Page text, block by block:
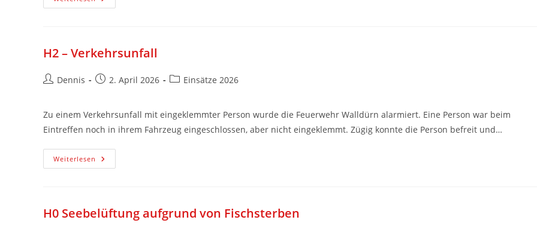
H2 – Verkehrsunfall
Dennis 2. April 2026 Einsätze 2026
Zu einem Verkehrsunfall mit eingeklemmter Person wurde die Feuerwehr Walldürn alarmiert. Eine Person war beim
Eintreffen noch in ihrem Fahrzeug eingeschlossen, aber nicht eingeklemmt. Zügig konnte die Person befreit und…
Weiterlesen
H0 Seebelüftung aufgrund von Fischsterben